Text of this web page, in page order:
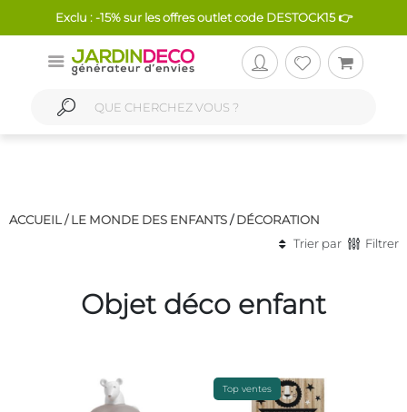
Exclu : -15% sur les offres outlet code DESTOCK15 👉
ACCUEIL / LE MONDE DES ENFANTS/DÉCORATION
Trier par
Filtrer
Objet déco enfant
Top ventes